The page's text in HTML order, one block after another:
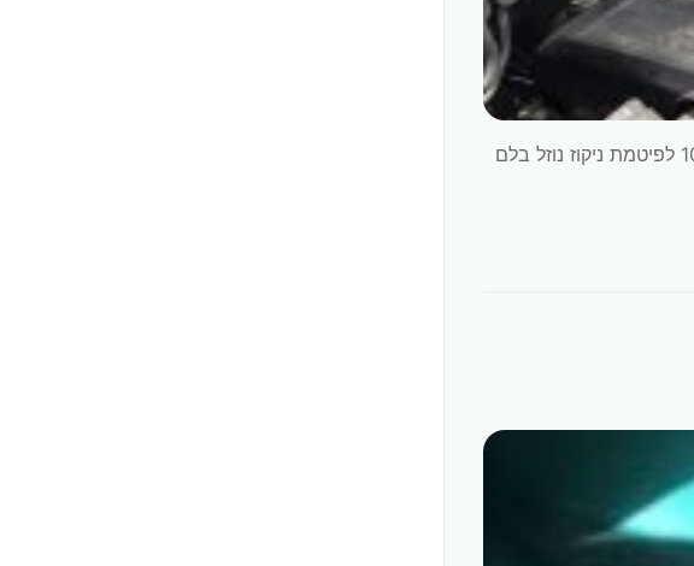
כלים דרושים – ראצ'ט עם מאריך ובוקסה T20 לבית פילטר האוויר – משאבת נוזל בלמים – מפתח רינג 10 לפיטמת ניקוז נוזל בלם